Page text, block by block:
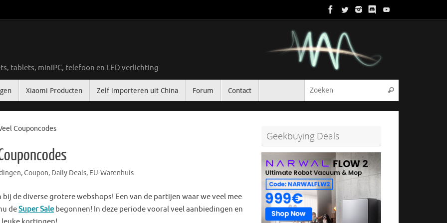
tablets, miniPC, telefoon en LED verlichting
Xiaomi Producten Zelf importeren uit China Forum Contact Zoeken
Couponcodes
,Coupon, Daily Deals, EU-Warenhuis
de diverse grotere webshops! Een van de partijen waar we veel mee
deSuper Salebegonnen! In deze periode vooral veel aanbiedingen en
Geekbuying Deals